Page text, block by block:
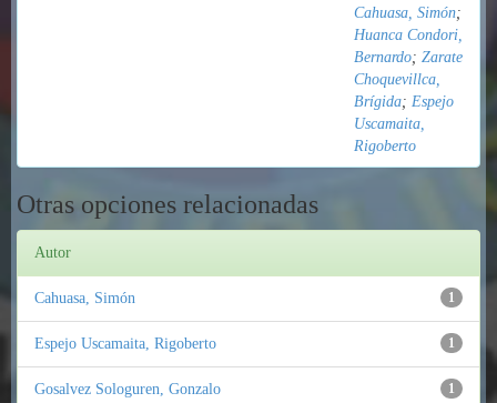
Cahuasa, Simón;
Huanca Condori,
Bernardo; Zarate
Choquevillca,
Brígida; Espejo
Uscamaita,
Rigoberto
Otras opciones relacionadas
Autor
1
Cahuasa, Simón
1
Espejo Uscamaita, Rigoberto
1
Gosalvez Sologuren, Gonzalo